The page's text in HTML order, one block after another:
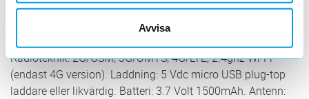
Avvisa
installationer av larmanläggningar, 4G-routrar,
parkeringsmätare/smarta mätare, teleomsorgsprodukter
Radioteknik: 2G/GSM, 3G/UMTS, 4G/LTE, 2.4ghz Wi-Fi
(endast 4G version). Laddning: 5 Vdc micro USB plug-top
laddare eller likvärdig. Batteri: 3.7 Volt 1500mAh. Antenn: